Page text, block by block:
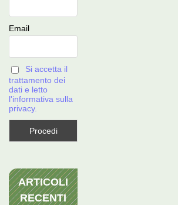
Email
Si accetta il
trattamento dei
dati e letto
l'informativa sulla
privacy.
ARTICOLI
RECENTI